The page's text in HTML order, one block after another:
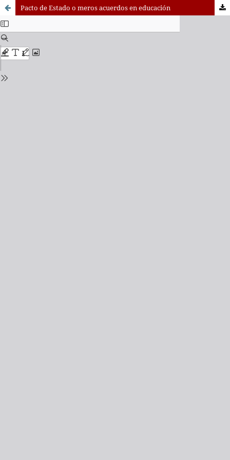
Pacto de Estado o meros acuerdos en educación